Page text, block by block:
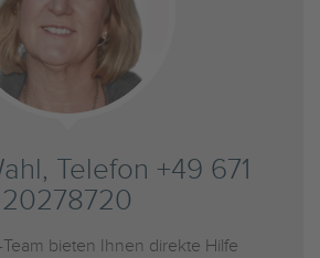
Telefon +49 671
20278720
bieten Ihnen direkte Hilfe